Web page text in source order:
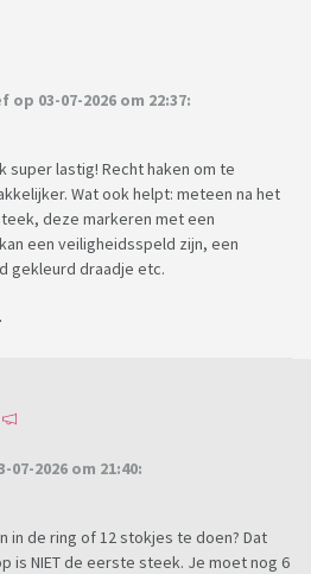
03-07-2026 om 22:37:
super lastig! Recht haken om te
Wat ook helpt: meteen na het
deze markeren met een
een veiligheidsspeld zijn, een
gekleurd draadje etc.
2026 om 21:40:
in de ring of 12 stokjes te doen? Dat
is NIET de eerste steek. Je moet nog 6